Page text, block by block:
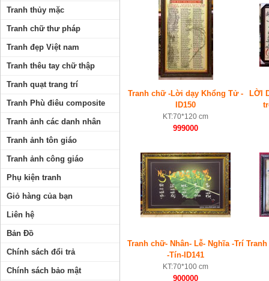
Tranh chữ -Lời dạy Khổng Tử -
ID150
KT:70*120 cm
999000
LỜI
Tranh chữ- Nhân- Lễ- Nghĩa -Trí
-Tín-ID141
KT:70*100 cm
900000
Tranh thủy mặc
Tranh chữ thư pháp
Tranh đẹp Việt nam
Tranh thêu tay chữ thập
Tranh quạt trang trí
Tranh Phù điêu composite
Tranh ảnh các danh nhân
Tranh ảnh tôn giáo
Tranh ảnh công giáo
Phụ kiện tranh
Giỏ hàng của bạn
Liên hệ
Bản Đồ
Chính sách đổi trả
Chính sách bảo mật